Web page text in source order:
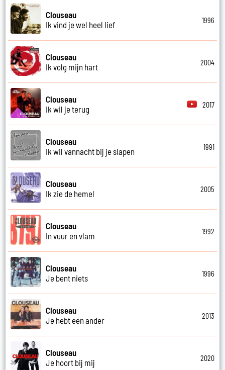
Clouseau
Ik vind je wel heel lief
1996
Clouseau
Ik volg mijn hart
2004
Clouseau
Ik wil je terug
2017
Clouseau
Ik wil vannacht bij je slapen
1991
Clouseau
Ik zie de hemel
2005
Clouseau
In vuur en vlam
1992
Clouseau
Je bent niets
1996
Clouseau
Je hebt een ander
2013
Clouseau
Je hoort bij mij
2020